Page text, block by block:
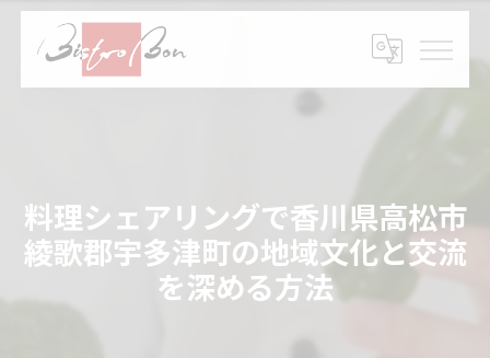
料理シェアリングで香川県高松市
綾歌郡宇多津町の地域文化と交流
を深める方法